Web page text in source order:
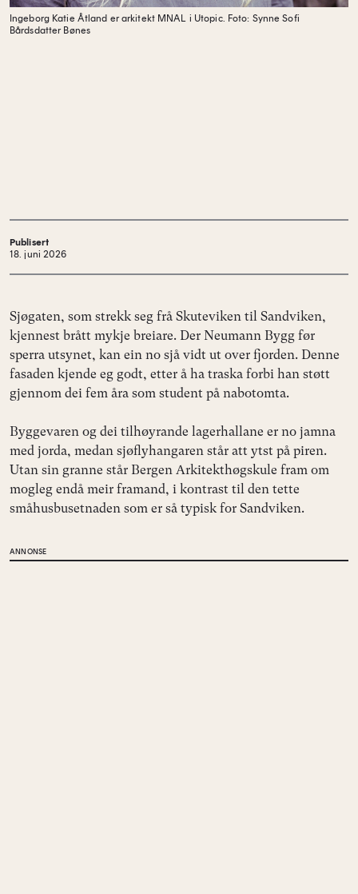
Ingeborg Katie Åtland er arkitekt MNAL i Utopic. Foto: Synne Sofi
Bårdsdatter Bønes
Publisert
18. juni 2026
Sjøgaten, som strekk seg frå Skuteviken til Sandviken,
kjennest brått mykje breiare. Der Neumann Bygg før
sperra utsynet, kan ein no sjå vidt ut over fjorden. Denne
fasaden kjende eg godt, etter å ha traska forbi han støtt
gjennom dei fem åra som student på nabotomta.
Byggevaren og dei tilhøyrande lagerhallane er no jamna
med jorda, medan sjøflyhangaren står att ytst på piren.
Utan sin granne står Bergen Arkitekthøgskule fram om
mogleg endå meir framand, i kontrast til den tette
småhusbusetnaden som er så typisk for Sandviken.
ANNONSE